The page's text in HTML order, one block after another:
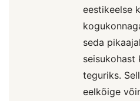
eestikeelse
seda
seisukohast
teguriks.
eelkõige